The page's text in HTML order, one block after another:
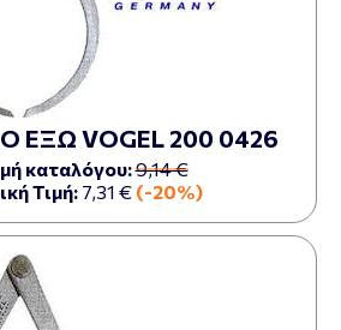
VOGEL 200 0426
καταλόγου:9,14 €
Τιμή: 7,31 € (-20%)